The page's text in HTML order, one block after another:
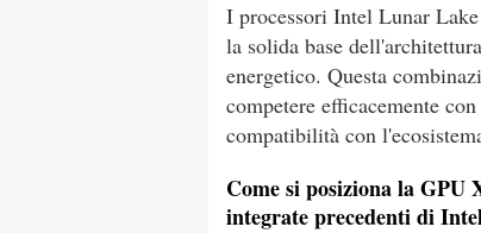
I processori Intel Lunar
la solida base
energetico. Questa
competere efficacemente
compatibilità con
Come si posiziona la
integrate precedenti di